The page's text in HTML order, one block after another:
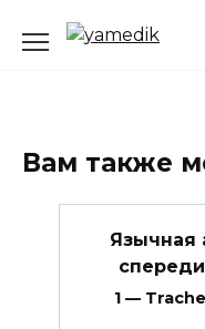
Вам также
Язычная
1 —